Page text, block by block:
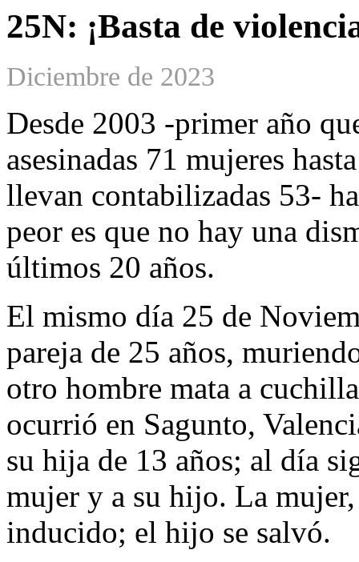
25N: ¡Basta de
Diciembre de 2023
Desde 2003 -primer año
asesinadas 71 mujeres
llevan contabilizadas 53-
peor es que no hay una
últimos 20 años.
El mismo día 25 de
pareja de 25 años,
otro hombre mata a
ocurrió en Sagunto,
su hija de 13 años; al día
mujer y a su hijo. La
inducido; el hijo se salvó.